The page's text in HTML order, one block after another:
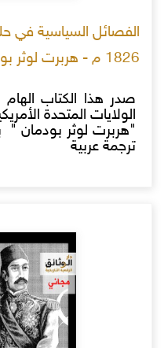
1826 م - هربرت لوثر بودمان
صدر هذا الكتاب
"هربرت لوثر بودمان "
ترجمة عربية